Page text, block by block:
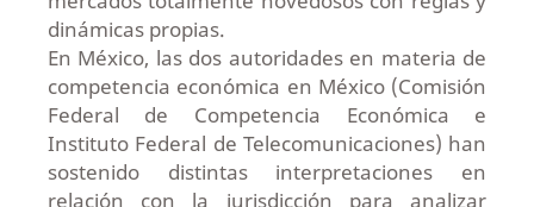
dinámicas propias.
En México, las dos autoridades en materia de
competencia económica en México (Comisión
Federal de Competencia Económica e
Instituto Federal de Telecomunicaciones) han
sostenido distintas interpretaciones en
relación con la jurisdicción para analizar